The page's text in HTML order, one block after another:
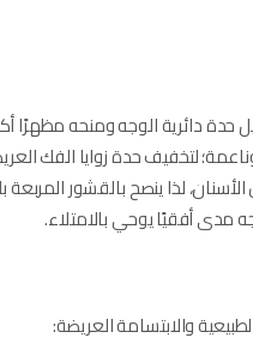
حدة دائرية الوجه ومنحه مظهرًا
لتخفيف حدة زوايا الفك
لذا ينصح بالقشور
مدى أفقيًا يوحي بالامتلاء.
والابتسامة العريضة: